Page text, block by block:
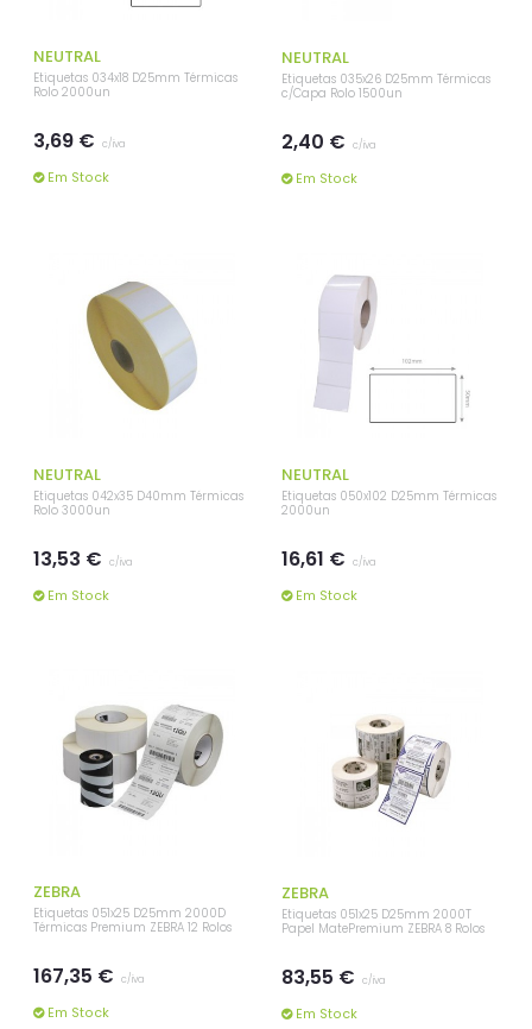
NEUTRAL
Etiquetas 034x18 D25mm Térmicas
Rolo 2000un
3,69 € c/iva
Em Stock
NEUTRAL
Etiquetas 035x26 D25mm Térmicas
c/Capa Rolo 1500un
2,40 € c/iva
Em Stock
NEUTRAL
Etiquetas 042x35 D40mm Térmicas
Rolo 3000un
13,53 € c/iva
Em Stock
NEUTRAL
Etiquetas 050x102 D25mm Térmicas
2000un
16,61 € c/iva
Em Stock
ZEBRA
Etiquetas 051x25 D25mm 2000D
Térmicas Premium ZEBRA 12 Rolos
167,35 € c/iva
Em Stock
ZEBRA
Etiquetas 051x25 D25mm 2000T
Papel MatePremium ZEBRA 8 Rolos
83,55 € c/iva
Em Stock